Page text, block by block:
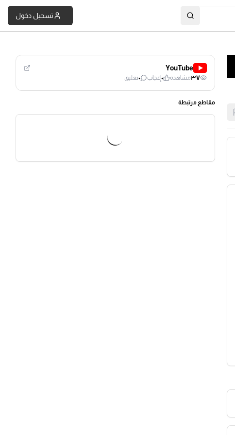
تسجيل دخول
YouTube
٣٧مشاهدة ٠إعجاب ٠تعليق
مقاطع مرتبطة